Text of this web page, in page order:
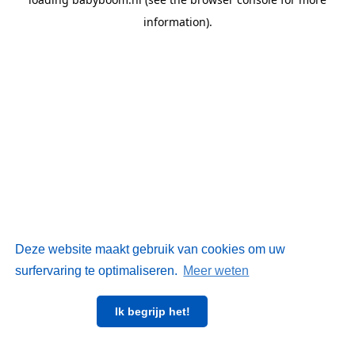
Deze website maakt gebruik van cookies om uw
surfervaring te optimaliseren. Meer weten
Ik begrijp het!
information).